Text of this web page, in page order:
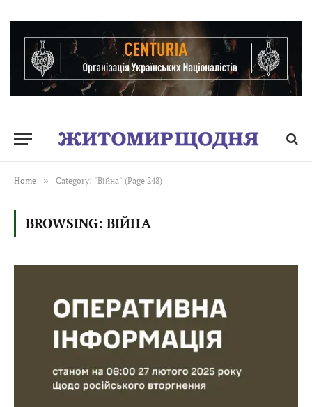
Home » Category: "Війна" (Page 248)
BROWSING: ВІЙНА